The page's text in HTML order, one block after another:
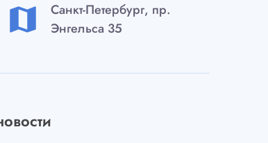
map
Санкт-Петербург, пр.
Энгельса 35